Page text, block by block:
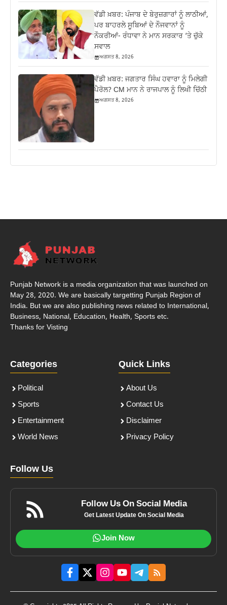
ਵੱਡੀ ਖ਼ਬਰ: ਪੰਜਾਬ ਦੇ ਬੇਰੁਜ਼ਗਾਰਾਂ ਨੂੰ ਲਾਠੀਆਂ,
ਪਰ ਬਾਹਰਲੇ ਸੂਬਿਆਂ ਦੇ ਨੌਜਵਾਨਾਂ ਨੂੰ
ਨੌਕਰੀਆਂ- ਰੰਧਾਵਾ ਨੇ ਮਾਨ ਸਰਕਾਰ ‘ਤੇ ਚੁੱਕੇ
ਸਵਾਲ
ਅਗਸਤ 8, 2026
ਵੱਡੀ ਖ਼ਬਰ: ਜਗਤਾਰ ਸਿੰਘ ਹਵਾਰਾ ਨੂੰ ਮਿਲੇਗੀ
ਪੈਰੋਲ? CM ਮਾਨ ਨੇ ਰਾਜਪਾਲ ਨੂੰ ਲਿਖੀ ਚਿੱਠੀ
ਅਗਸਤ 8, 2026
Punjab Network is a media organization that was launched on
May 28, 2020. We are basically targetting Punjab Region of
India. But we are also publishing news related to International,
Business, National, Education, Health, Sports etc.
Thanks for Visting
Categories
Political
Sports
Entertainment
World News
Quick Links
About Us
Contact Us
Disclaimer
Privacy Policy
Follow Us
Follow Us On Social Media
Get Latest Update On Social Media
Join Now